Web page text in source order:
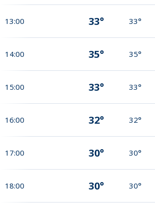
13:00 33° 33°
14:00 35° 35°
15:00 33° 33°
16:00 32° 32°
17:00 30° 30°
18:00 30° 30°